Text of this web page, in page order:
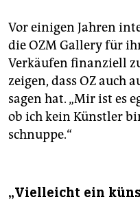
Vor einigen Jahren
die OZM Gallery für
Verkäufen finanziell
zeigen, dass OZ auch
sagen hat. „Mir ist es
ob ich kein Künstler
schnuppe.“
„Vielleicht ein